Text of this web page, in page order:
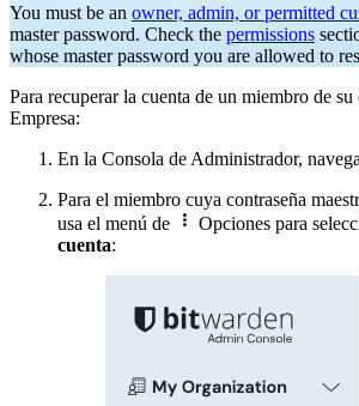
You must be an owner, admin, or permitted
master password. Check the permissions
whose master password you are allowed to
Para recuperar la cuenta de un miembro de
Empresa:
En la Consola de Administrador,
Para el miembro cuya contraseña
usa el menú de
 Opciones para
cuenta: